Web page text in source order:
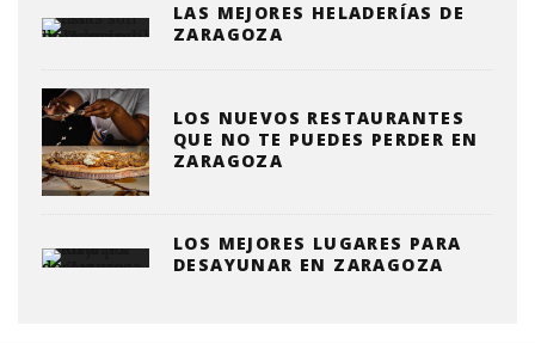
LAS MEJORES HELADERÍAS DE
ZARAGOZA
LOS NUEVOS RESTAURANTES
QUE NO TE PUEDES PERDER EN
ZARAGOZA
LOS MEJORES LUGARES PARA
DESAYUNAR EN ZARAGOZA